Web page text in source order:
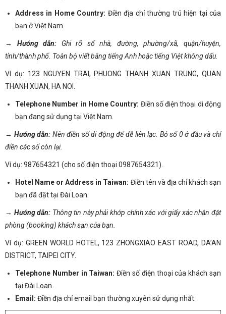
Address in Home Country: Điền địa chỉ thường trú hiện tại của
bạn ở Việt Nam.
→ Hướng dẫn: Ghi rõ số nhà, đường, phường/xã, quận/huyện,
tỉnh/thành phố. Toàn bộ viết bằng tiếng Anh hoặc tiếng Việt không dấu.
Ví dụ: 123 NGUYEN TRAI, PHUONG THANH XUAN TRUNG, QUAN
THANH XUAN, HA NOI.
Telephone Number in Home Country: Điền số điện thoại di động
bạn đang sử dụng tại Việt Nam.
→ Hướng dẫn: Nên điền số di động để dễ liên lạc. Bỏ số 0 ở đầu và chỉ
điền các số còn lại.
Ví dụ: 987654321 (cho số điện thoại 0987654321).
Hotel Name or Address in Taiwan: Điền tên và địa chỉ khách sạn
bạn đã đặt tại Đài Loan.
→ Hướng dẫn: Thông tin này phải khớp chính xác với giấy xác nhận đặt
phòng (booking) khách sạn của bạn.
Ví dụ: GREEN WORLD HOTEL, 123 ZHONGXIAO EAST ROAD, DA’AN
DISTRICT, TAIPEI CITY.
Telephone Number in Taiwan: Điền số điện thoại của khách sạn
tại Đài Loan.
Email: Điền địa chỉ email bạn thường xuyên sử dụng nhất.